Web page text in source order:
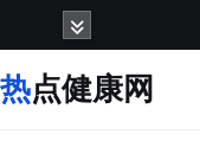
热点健康网